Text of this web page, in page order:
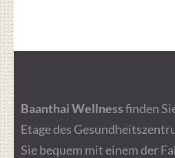
Baanthai Wellnessfinden
Etage des
Sie bequem mit einem der